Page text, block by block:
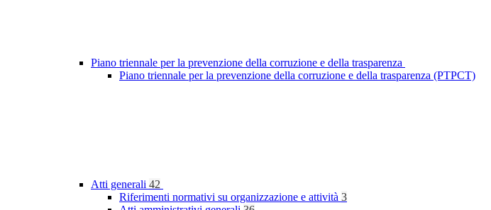
Piano triennale per la prevenzione della corruzione e della trasparenza
Piano triennale per la prevenzione della corruzione e della trasparenza (PTPCT)
Atti generali 42
Riferimenti normativi su organizzazione e attività 3